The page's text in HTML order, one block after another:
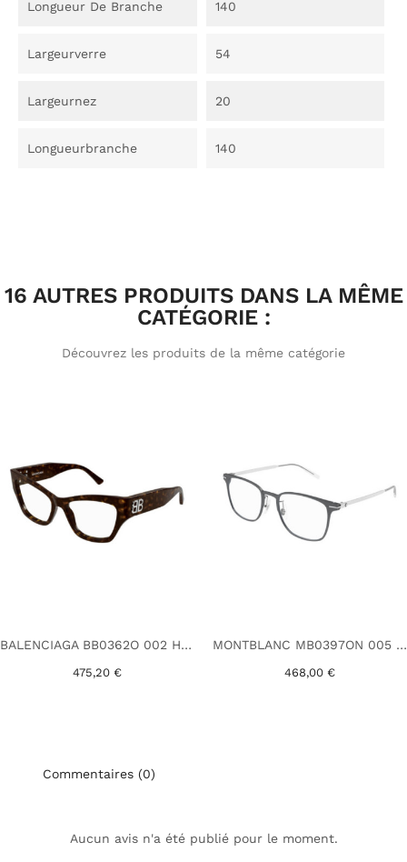
Longueur De Branche 140
Largeurverre 54
Largeurnez 20
Longueurbranche 140
16 AUTRES PRODUITS DANS LA MÊME
CATÉGORIE :
Découvrez les produits de la même catégorie
BALENCIAGA BB0362O 002 HAVANE
475,20 €
MONTBLANC MB0397ON 005 GRIS
468,00 €
Commentaires (0)
Aucun avis n'a été publié pour le moment.